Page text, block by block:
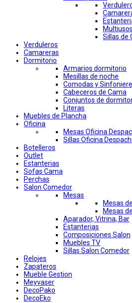
Multiusos
Sillas de
Verduleros
Camareras
Dormitorio
Armarios dormitorio
Mesillas de noche
Comodas y
Cabeceros de Cama
Conjuntos de
Literas
Muebles de Plancha
Oficina
Mesas Oficina
Sillas Oficina
Botelleros
Outlet
Estanterias
Sofas Cama
Perchas
Salon Comedor
Mesas
Mesas
Mesas
Aparador, Vitrina, Bar
Estanterias
Composiciones Salon
Muebles TV
Sillas Salon Comedor
Relojes
Zapateros
Mueble Gestion
Meyvaser
DecoPako
DecoEko